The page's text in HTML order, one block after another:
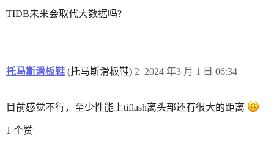
TIDB未来会取代大数据吗?
托马斯滑板鞋 (托马斯滑板鞋) 2024 年3 月 1 日 06:34
2
目前感觉不行，至少性能上tiflash离头部还有很大的距离
1 个赞